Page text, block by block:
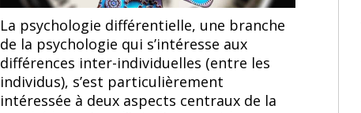
La psychologie différentielle, une branche
de la psychologie qui s’intéresse aux
différences inter-individuelles (entre les
individus), s’est particulièrement
intéressée à deux aspects centraux de la